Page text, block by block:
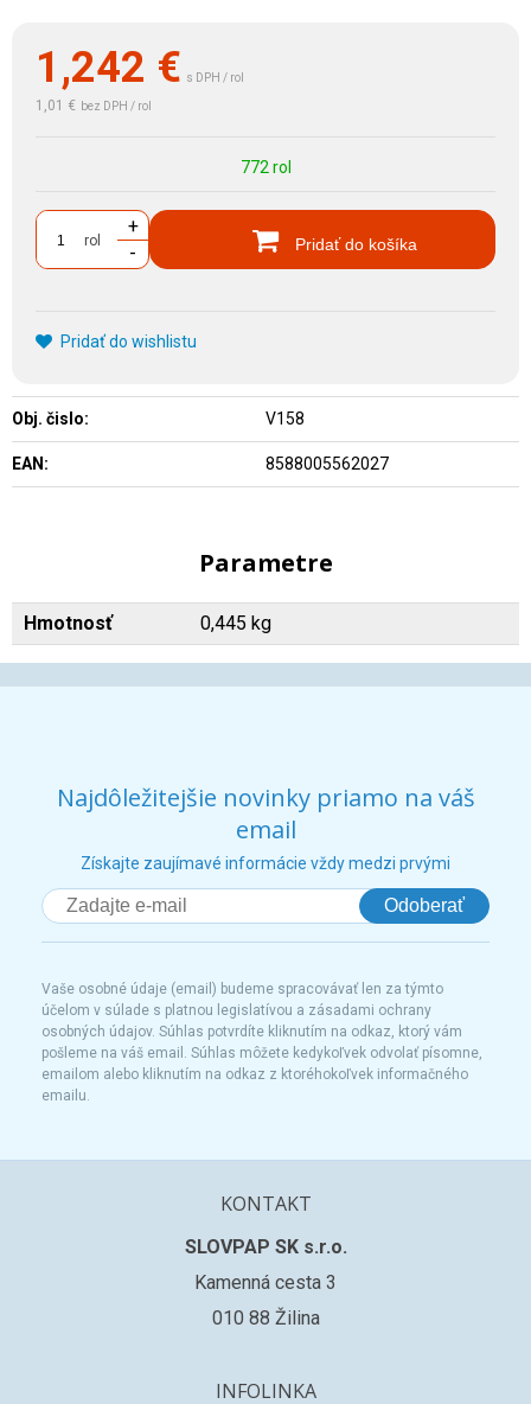
1,242 € s DPH / rol
1,01 € bez DPH / rol
772 rol
rol
+
-
Pridať do košíka
Pridať do wishlistu
Obj. čislo: V158
EAN: 8588005562027
Parametre
Hmotnosť 0,445 kg
Najdôležitejšie novinky priamo na váš
email
Získajte zaujímavé informácie vždy medzi prvými
Odoberať
Vaše osobné údaje (email) budeme spracovávať len za týmto
účelom v súlade s platnou legislatívou a zásadami ochrany
osobných údajov. Súhlas potvrdíte kliknutím na odkaz, ktorý vám
pošleme na váš email. Súhlas môžete kedykoľvek odvolať písomne,
emailom alebo kliknutím na odkaz z ktoréhokoľvek informačného
emailu.
KONTAKT
SLOVPAP SK s.r.o.
Kamenná cesta 3
010 88 Žilina
INFOLINKA